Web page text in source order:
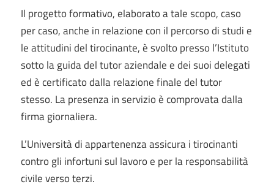
Il progetto formativo, elaborato a tale scopo, caso
per caso, anche in relazione con il percorso di studi e
le attitudini del tirocinante, è svolto presso l’Istituto
sotto la guida del tutor aziendale e dei suoi delegati
ed è certificato dalla relazione finale del tutor
stesso. La presenza in servizio è comprovata dalla
firma giornaliera.
L’Università di appartenenza assicura i tirocinanti
contro gli infortuni sul lavoro e per la responsabilità
civile verso terzi.